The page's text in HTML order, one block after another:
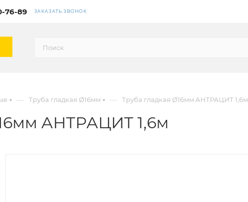
76-89 ЗАКАЗАТЬ ЗВОНОК
— Труба гладкая Ø16мм — Труба гладкая Ø16мм АНТРАЦИТ 1,6м
АНТРАЦИТ 1,6м